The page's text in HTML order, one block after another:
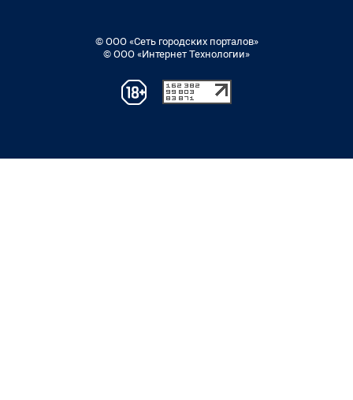
© ООО «Сеть городских порталов»
© ООО «Интернет Технологии»